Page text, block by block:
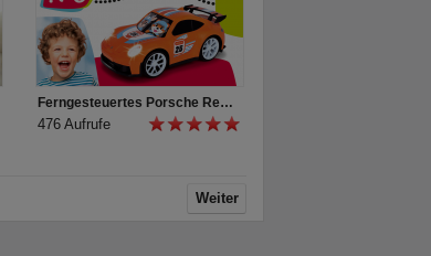
Ferngesteuertes Porsche Rennauto mit Licht für Kleinkinder von ABC
476 Aufrufe
Weiter